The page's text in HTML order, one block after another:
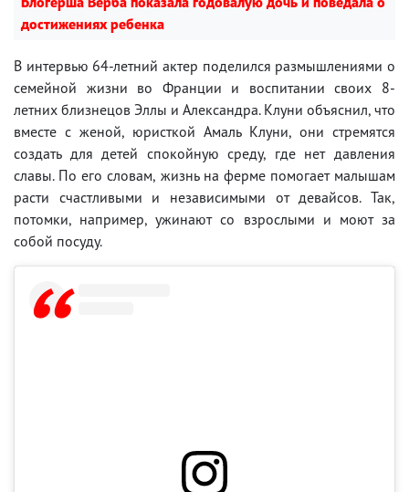
достижениях ребенка
В интервью 64-летний актер поделился размышлениями о
семейной жизни во Франции и воспитании своих 8-
летних близнецов Эллы и Александра. Клуни объяснил, что
вместе с женой, юристкой Амаль Клуни, они стремятся
создать для детей спокойную среду, где нет давления
славы. По его словам, жизнь на ферме помогает малышам
расти счастливыми и независимыми от девайсов. Так,
потомки, например, ужинают со взрослыми и моют за
собой посуду.